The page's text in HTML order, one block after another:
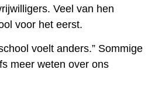
Veel van hen
voor het eerst.
voelt anders.” Sommige
meer weten over ons